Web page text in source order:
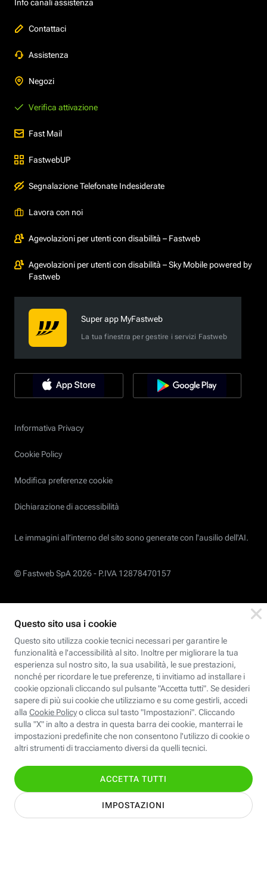
Info canali assistenza
Contattaci
Assistenza
Negozi
Verifica attivazione
Fast Mail
FastwebUP
Segnalazione Telefonate Indesiderate
Lavora con noi
Agevolazioni per utenti con disabilità – Fastweb
Agevolazioni per utenti con disabilità – Sky Mobile powered by
Fastweb
Super app MyFastweb
La tua finestra per gestire i servizi Fastweb
Informativa Privacy
Cookie Policy
Modifica preferenze cookie
Dichiarazione di accessibilità
Le immagini all’interno del sito sono generate con l'ausilio dell'AI.
© Fastweb SpA 2026 - P.IVA 12878470157